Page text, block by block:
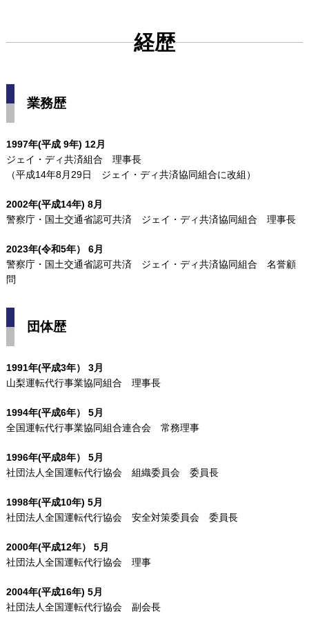
経歴
業務歴
1997年(平成 9年) 12月
ジェイ・ディ共済組合 理事長
（平成14年8月29日 ジェイ・ディ共済協同組合に改組）
2002年(平成14年) 8月
警察庁・国土交通省認可共済 ジェイ・ディ共済協同組合 理事長
2023年(令和5年） 6月
警察庁・国土交通省認可共済 ジェイ・ディ共済協同組合 名誉顧
問
団体歴
1991年(平成3年） 3月
山梨運転代行事業協同組合 理事長
1994年(平成6年） 5月
全国運転代行事業協同組合連合会 常務理事
1996年(平成8年） 5月
社団法人全国運転代行協会 組織委員会 委員長
1998年(平成10年) 5月
社団法人全国運転代行協会 安全対策委員会 委員長
2000年(平成12年） 5月
社団法人全国運転代行協会 理事
2004年(平成16年) 5月
社団法人全国運転代行協会 副会長